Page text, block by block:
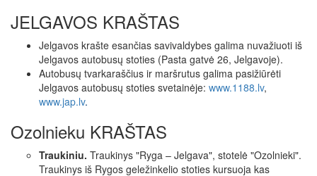
JELGAVOS KRAŠTAS
Jelgavos krašte esančias savivaldybes galima nuvažiuoti iš
Jelgavos autobusų stoties (Pasta gatvė 26, Jelgavoje).
Autobusų tvarkaraščius ir maršrutus galima pasižiūrėti
Jelgavos autobusų stoties svetainėje: www.1188.lv,
www.jap.lv.
Ozolnieku KRAŠTAS
Traukiniu. Traukinys "Ryga – Jelgava", stotelė "Ozolnieki".
Traukinys iš Rygos geležinkelio stoties kursuoja kas